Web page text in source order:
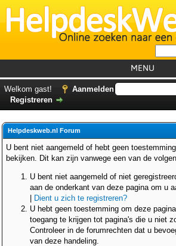
MENU
Helpdesks
Forum
Welkom gast!
Aanmelden
Registreren
Helpdeskweb.nl Forum
U bent niet aangemeld of hebt geen
bekijken. Dit kan zijn vanwege een van de
U bent niet aangemeld of niet
aan de onderkant van deze pagina om u
Dient u zich te registreren?
U hebt geen toestemming om deze
toegang te krijgen tot pagina's die u niet
Controleer in de forumrechten dat u
van deze handeling.